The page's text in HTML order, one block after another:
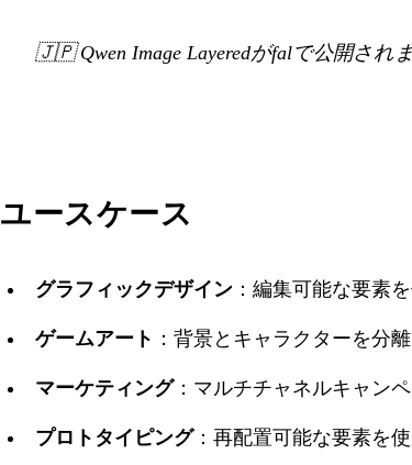
🇯🇵Qwen Image Layeredがfalで公開され
ユースケース
グラフィックデザイン ：編集可能な要素
ゲームアート ：背景とキャラクターを分
マーケティング：マルチチャネルキャン
プロトタイピング：再配置可能な要素を